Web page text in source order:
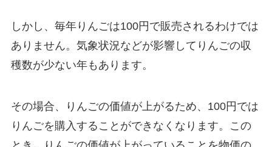
しかし、毎年りんごは100円で販売されるわけでは
ありません。気象状況などが影響してりんごの収
穫数が少ない年もあります。
その場合、りんごの価値が上がるため、100円では
りんごを購入することができなくなります。この